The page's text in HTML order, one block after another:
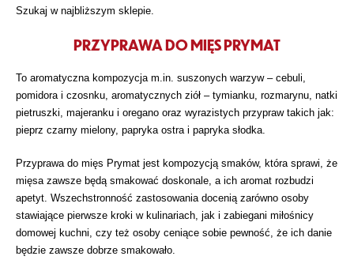
Szukaj w najbliższym sklepie.
PRZYPRAWA DO MIĘS PRYMAT
To aromatyczna kompozycja m.in. suszonych warzyw – cebuli,
pomidora i czosnku, aromatycznych ziół – tymianku, rozmarynu, natki
pietruszki, majeranku i oregano oraz wyrazistych przypraw takich jak:
pieprz czarny mielony, papryka ostra i papryka słodka.
Przyprawa do mięs Prymat jest kompozycją smaków, która sprawi, że
mięsa zawsze będą smakować doskonale, a ich aromat rozbudzi
apetyt. Wszechstronność zastosowania docenią zarówno osoby
stawiające pierwsze kroki w kulinariach, jak i zabiegani miłośnicy
domowej kuchni, czy też osoby ceniące sobie pewność, że ich danie
będzie zawsze dobrze smakowało.